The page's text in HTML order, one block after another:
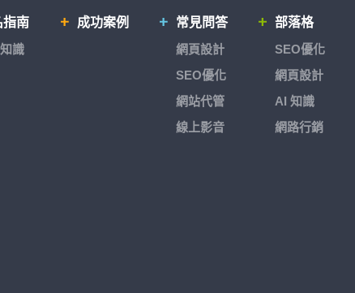
指南
識
成功案例
常見問答
網頁設計
SEO優化
網站代管
線上影音
部落格
SEO優化
網頁設計
AI 知識
網路行銷